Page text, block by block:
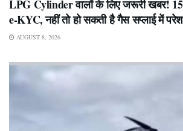
LPG Cylinder वालों के लिए जरूरी खबर!
e-KYC, नहीं तो हो सकती है गैस सप्लाई में
AUGUST 8, 2026